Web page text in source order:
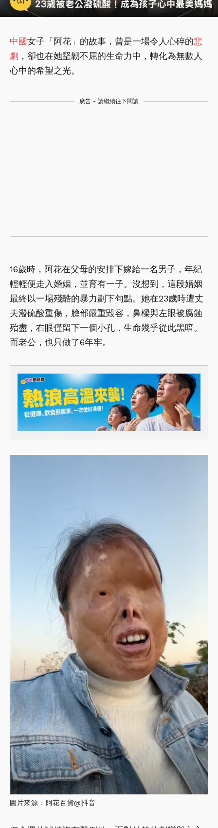
中國女子「阿花」的故事，曾是一場令人心碎的悲
劇 ，卻也在她堅韌不屈的生命力中，轉化為無數人
心中的希望之光。
廣告 - 請繼續往下閱讀
16歲時，阿花在父母的安排下嫁給一名男子，年紀
輕輕便走入婚姻，並育有一子。沒想到，這段婚姻
最終以一場殘酷的暴力劃下句點。她在23歲時遭丈
夫潑硫酸重傷，臉部嚴重毀容，鼻樑與左眼被腐蝕
殆盡，右眼僅留下一個小孔，生命幾乎從此黑暗。
而老公，也只做了6年牢。
圖片來源：阿花百貨@抖音